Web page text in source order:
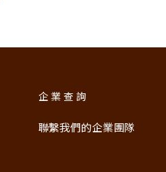
企業查詢
聯繫我們的企業團隊